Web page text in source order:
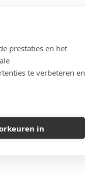
prestaties en het
te verbeteren en
in